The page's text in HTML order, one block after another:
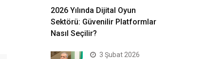
2026 Yılında Dijital Oyun
Sektörü: Güvenilir Platformlar
Nasıl Seçilir?
3 Şubat 2026